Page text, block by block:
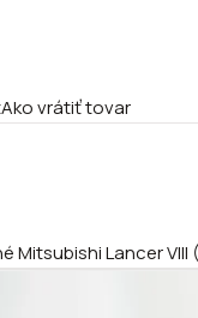
Ako vrátiť tovar
Mitsubishi Lancer